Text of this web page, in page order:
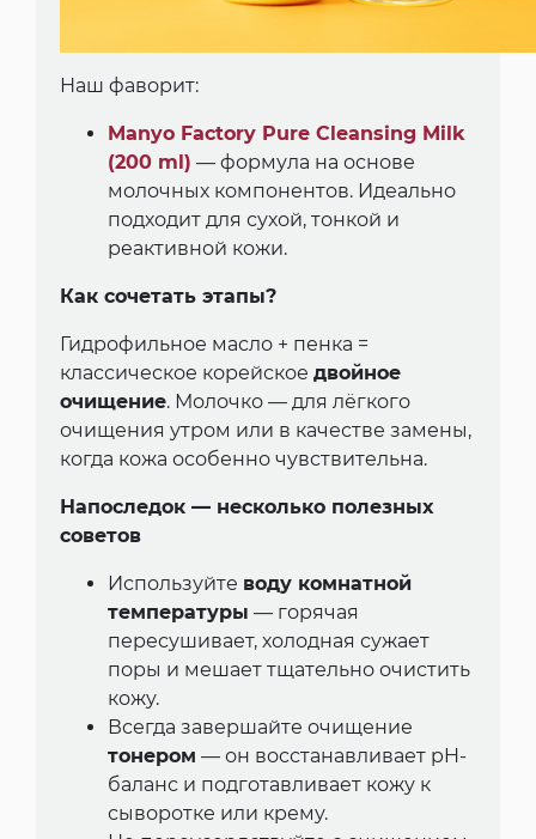
Наш фаворит:
Manyo Factory Pure Cleansing Milk
(200 ml) — формула на основе
молочных компонентов. Идеально
подходит для сухой, тонкой и
реактивной кожи.
Как сочетать этапы?
Гидрофильное масло + пенка =
классическое корейское двойное
очищение. Молочко — для лёгкого
очищения утром или в качестве замены,
когда кожа особенно чувствительна.
Напоследок — несколько полезных
советов
Используйте воду комнатной
температуры — горячая
пересушивает, холодная сужает
поры и мешает тщательно очистить
кожу.
Всегда завершайте очищение
тонером — он восстанавливает pH-
баланс и подготавливает кожу к
сыворотке или крему.